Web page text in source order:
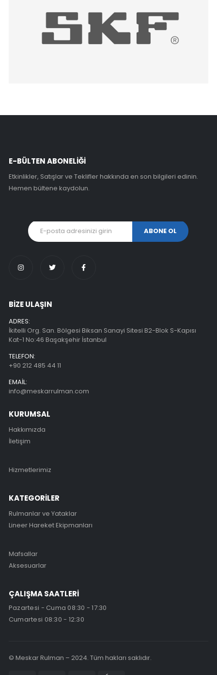
E-BÜLTEN ABONELİĞİ
Etkinlikler, Satışlar ve Teklifler hakkında en son bilgileri edinin.
Hemen bültene kaydolun.
BİZE ULAŞIN
ADRES:
İkitelli Org. San. Bölgesi Biksan Sanayi Sitesi B2-Blok S-Kapısı
Kat-1 No:46 Başakşehir İstanbul
TELEFON:
+90 212 485 44 11
EMAIL:
info@meskarrulman.com
KURUMSAL
Hakkımızda
İletişim
Hizmetlerimiz
KATEGORİLER
Rulmanlar ve Yataklar
Lineer Hareket Ekipmanları
Mafsallar
Aksesuarlar
ÇALIŞMA SAATLERİ
Pazartesi - Cuma 08:30 - 17:30
Cumartesi 08:30 - 12:30
© Meskar Rulman – 2024. Tüm hakları saklıdır.